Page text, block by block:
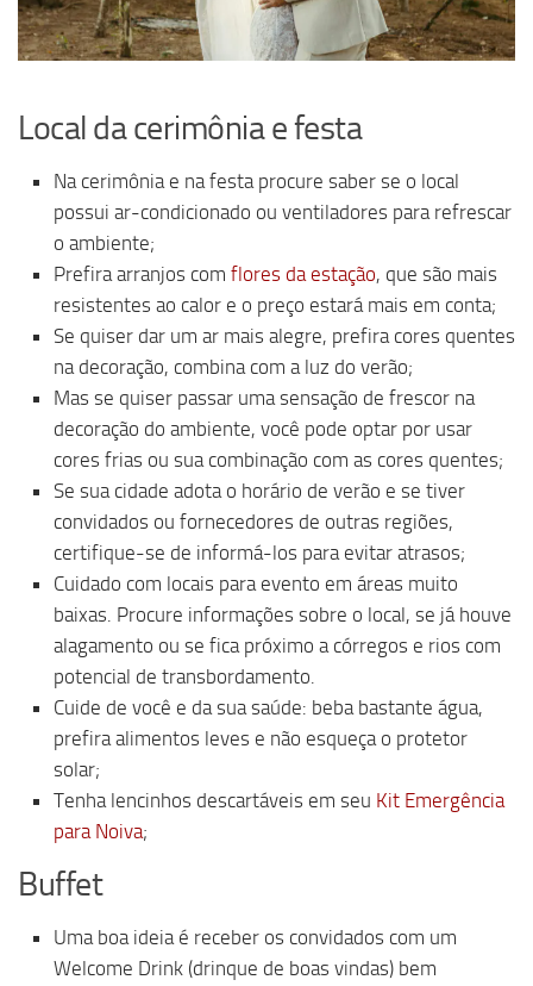
Local da cerimônia e festa
Na cerimônia e na festa procure saber se o local
possui ar-condicionado ou ventiladores para refrescar
o ambiente;
Prefira arranjos com flores da estação, que são mais
resistentes ao calor e o preço estará mais em conta;
Se quiser dar um ar mais alegre, prefira cores quentes
na decoração, combina com a luz do verão;
Mas se quiser passar uma sensação de frescor na
decoração do ambiente, você pode optar por usar
cores frias ou sua combinação com as cores quentes;
Se sua cidade adota o horário de verão e se tiver
convidados ou fornecedores de outras regiões,
certifique-se de informá-los para evitar atrasos;
Cuidado com locais para evento em áreas muito
baixas. Procure informações sobre o local, se já houve
alagamento ou se fica próximo a córregos e rios com
potencial de transbordamento.
Cuide de você e da sua saúde: beba bastante água,
prefira alimentos leves e não esqueça o protetor
solar;
Tenha lencinhos descartáveis em seu Kit Emergência
para Noiva;
Buffet
Uma boa ideia é receber os convidados com um
Welcome Drink (drinque de boas vindas) bem